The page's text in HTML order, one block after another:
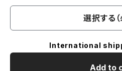
選択する（
International
Add to